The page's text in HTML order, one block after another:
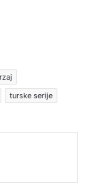
turske serije